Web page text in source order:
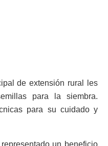
de extensión rural les
para la siembra.
para su cuidado y